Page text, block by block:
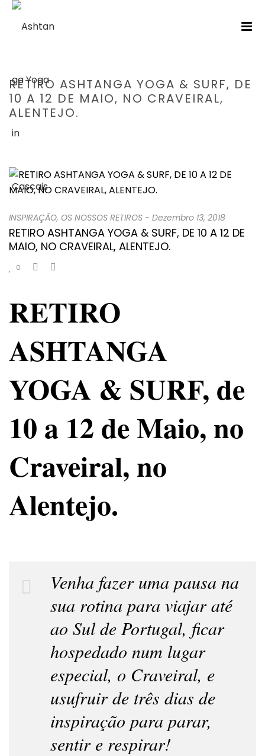
RETIRO ASHTANGA YOGA & SURF, DE
10 A 12 DE MAIO, NO CRAVEIRAL,
ALENTEJO.
HOME
INSPIRAÇÃO, OS NOSSOS RETIROS - Dezembro 13, 2018
RETIRO ASHTANGA YOGA & SURF, DE 10 A 12 DE
MAIO, NO CRAVEIRAL, ALENTEJO.
0
RETIRO
ASHTANGA
YOGA & SURF, de
10 a 12 de Maio, no
Craveiral, no
Alentejo.
Venha fazer uma pausa na
sua rotina para viajar até
ao Sul de Portugal, ficar
hospedado num lugar
especial, o Craveiral, e
usufruir de três dias de
inspiração para parar,
sentir e respirar!